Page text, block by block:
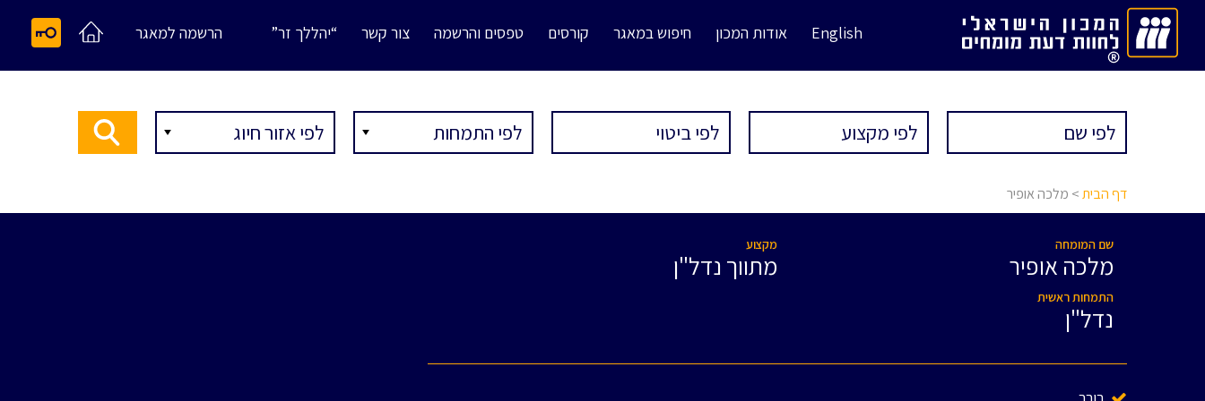
English אודות המכון חיפוש במאגר קורסים טפסים והרשמה צור קשר “יהללך זר” הרשמה למאגר
דף הבית> מלכה אופיר
שם המומחה
מלכה אופיר
התמחות ראשית
נדל"ן
מקצוע
מתווך נדל"ן